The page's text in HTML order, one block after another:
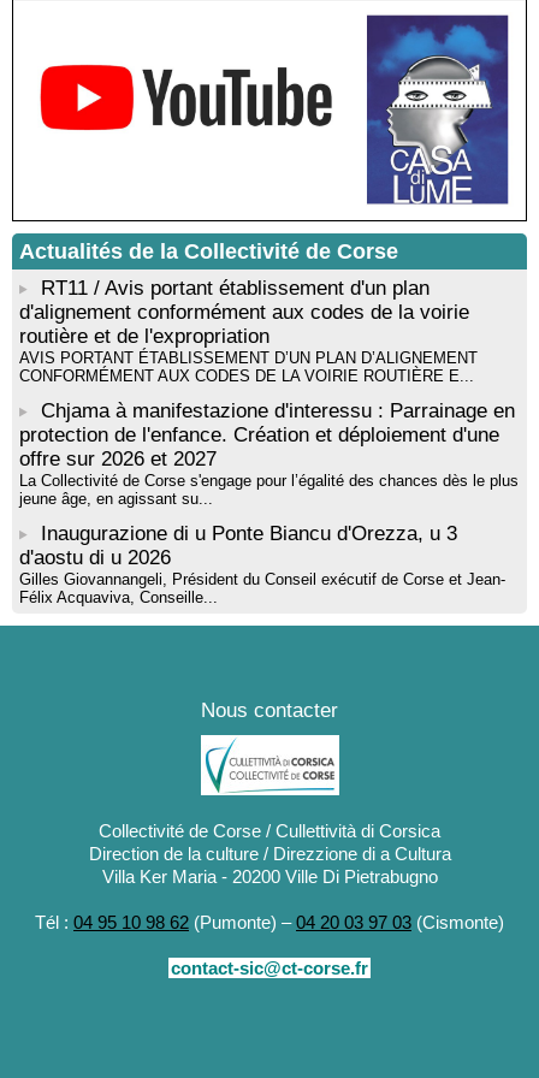
Lucia di Tallà - Mediateca territuriale di Santa Lucia di Tallà
! EVENEMENT REPORTE ! Rencontre / dédicace avec
Gilles Antonioli autour de son ouvrage “Testa Mora - Les
Rivages du destin” - Afà / Prupià / Santa Lucia di Tallà
Residenza di scrittura di Angela Nicolai, Trà Corsica è
Sardegna - Mediateca di castagniccia Mare è monti - I Fulelli
Résidence d’écriture et de recherche de l’écrivaine Cécilia
Castelli - Institut Mémoires de l'Edition Contemporaine - Caen /
Médiathèque de Castagniccia Mare et Monti - I Fulelli
Rencontre / dédicace avec Lucrèce Luciani autour de son
livre « La ballade du pendu du Niolu» - Mediateca territuriale di
Santa Lucia di Tallà
Actualités de la Collectivité de Corse
RT11 / Avis portant établissement d'un plan
d'alignement conformément aux codes de la voirie
routière et de l'expropriation
AVIS PORTANT ÉTABLISSEMENT D’UN PLAN D’ALIGNEMENT
CONFORMÉMENT AUX CODES DE LA VOIRIE ROUTIÈRE E...
Chjama à manifestazione d'interessu : Parrainage en
protection de l'enfance. Création et déploiement d'une
offre sur 2026 et 2027
La Collectivité de Corse s'engage pour l’égalité des chances dès le plus
jeune âge, en agissant su...
Inaugurazione di u Ponte Biancu d'Orezza, u 3
d'aostu di u 2026
Gilles Giovannangeli, Président du Conseil exécutif de Corse et Jean-
Félix Acquaviva, Conseille...
Nous contacter
Collectivité de Corse / Cullettività di Corsica
Direction de la culture / Direzzione di a Cultura
Villa Ker Maria - 20200 Ville Di Pietrabugno
Tél : 04 95 10 98 62 (Pumonte) –04 20 03 97 03 (Cismonte)
contact-sic@ct-corse.fr